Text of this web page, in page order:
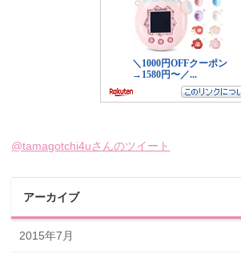
@tamagotchi4uさんのツイート
アーカイブ
2015年7月